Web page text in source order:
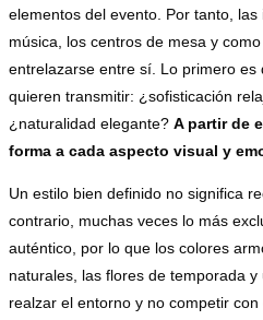
elementos del evento. Por tanto,
música, los centros de mesa y
entrelazarse entre sí. Lo primero es
quieren transmitir: ¿sofisticación
¿naturalidad elegante? A partir de
forma a cada aspecto visual y
Un estilo bien definido no significa
contrario, muchas veces lo más
auténtico, por lo que los colores
naturales, las flores de temporada
realzar el entorno y no competir